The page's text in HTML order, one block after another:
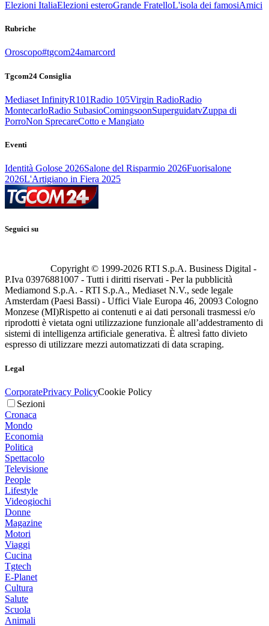
Elezioni ItaliaElezioni esteroGrande FratelloL'isola dei famosiAmici
Rubriche
Oroscopo#tgcom24amarcord
Tgcom24 Consiglia
Mediaset InfinityR101Radio 105Virgin RadioRadio
MontecarloRadio SubasioComingsoonSuperguidatvZuppa di
PorroNon SprecareCotto e Mangiato
Eventi
Identità Golose 2026Salone del Risparmio 2026Fuorisalone
2026L'Artigiano in Fiera 2025
Seguici su
Copyright © 1999-2026 RTI S.p.A. Business Digital -
P.Iva 03976881007 - Tutti i diritti riservati - Per la pubblicità
Mediamond S.p.A. - RTI S.p.A., Mediaset N.V., sede legale
Amsterdam (Paesi Bassi) - Uffici Viale Europa 46, 20093 Cologno
Monzese (MI)Rispetto ai contenuti e ai dati personali trasmessi e/o
riprodotti è vietata ogni utilizzazione funzionale all’addestramento di
sistemi di intelligenza artificiale generativa. È altresì fatto divieto
espresso di utilizzare mezzi automatizzati di data scraping.
Legal
CorporatePrivacy PolicyCookie Policy
Sezioni
Cronaca
Mondo
Economia
Politica
Spettacolo
Televisione
People
Lifestyle
Videogiochi
Donne
Magazine
Motori
Viaggi
Cucina
Tgtech
E-Planet
Cultura
Salute
Scuola
Animali